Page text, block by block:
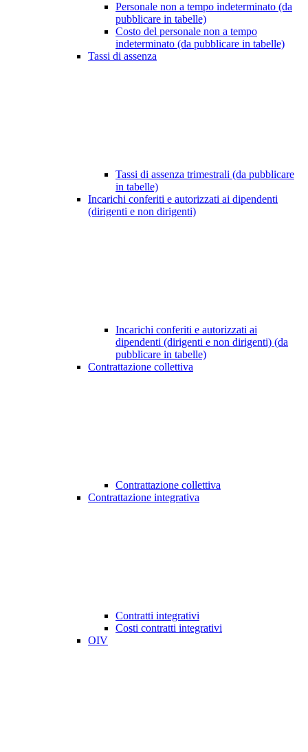
Personale non a tempo indeterminato (da
pubblicare in tabelle)
Costo del personale non a tempo
indeterminato (da pubblicare in tabelle)
Tassi di assenza
Tassi di assenza trimestrali (da pubblicare
in tabelle)
Incarichi conferiti e autorizzati ai dipendenti
(dirigenti e non dirigenti)
Incarichi conferiti e autorizzati ai
dipendenti (dirigenti e non dirigenti) (da
pubblicare in tabelle)
Contrattazione collettiva
Contrattazione collettiva
Contrattazione integrativa
Contratti integrativi
Costi contratti integrativi
OIV